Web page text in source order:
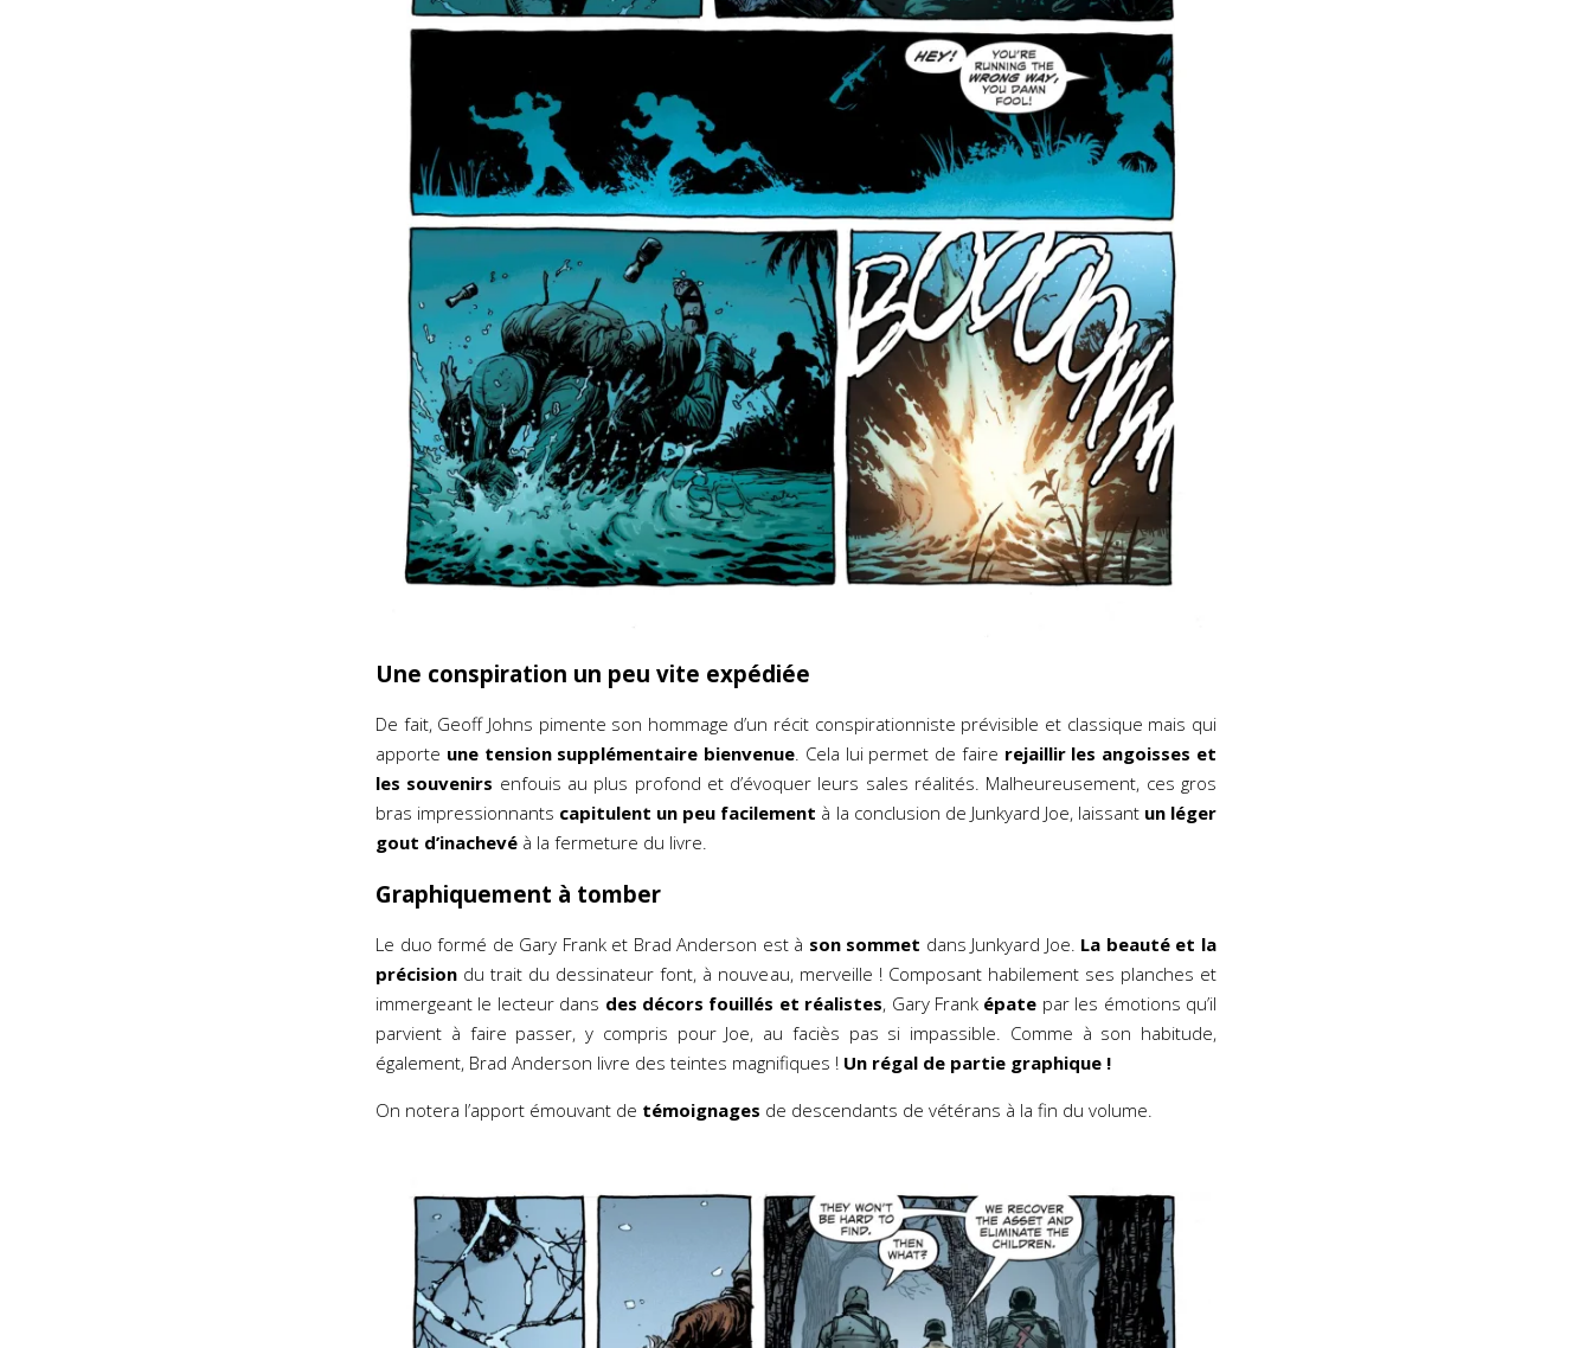
Une conspiration un peu vite expédiée
De fait, Geoff Johns pimente son hommage d’un récit conspirationniste prévisible et classique mais qui
apporte une tension supplémentaire bienvenue. Cela lui permet de faire rejaillir les angoisses et
les souvenirs enfouis au plus profond et d’évoquer leurs sales réalités. Malheureusement, ces gros
bras impressionnants capitulent un peu facilement à la conclusion de Junkyard Joe, laissantun léger
gout d’inachevé à la fermeture du livre.
Graphiquement à tomber
Le duo formé de Gary Frank et Brad Anderson est à son sommet dans Junkyard Joe. La beauté et la
précision du trait du dessinateur font, à nouveau, merveille ! Composant habilement ses planches et
immergeant le lecteur dans des décors fouillés et réalistes, Gary Frank épate par les émotions qu’il
parvient à faire passer, y compris pour Joe, au faciès pas si impassible. Comme à son habitude,
également, Brad Anderson livre des teintes magnifiques ! Un régal de partie graphique !
On notera l’apport émouvant de témoignages de descendants de vétérans à la fin du volume.